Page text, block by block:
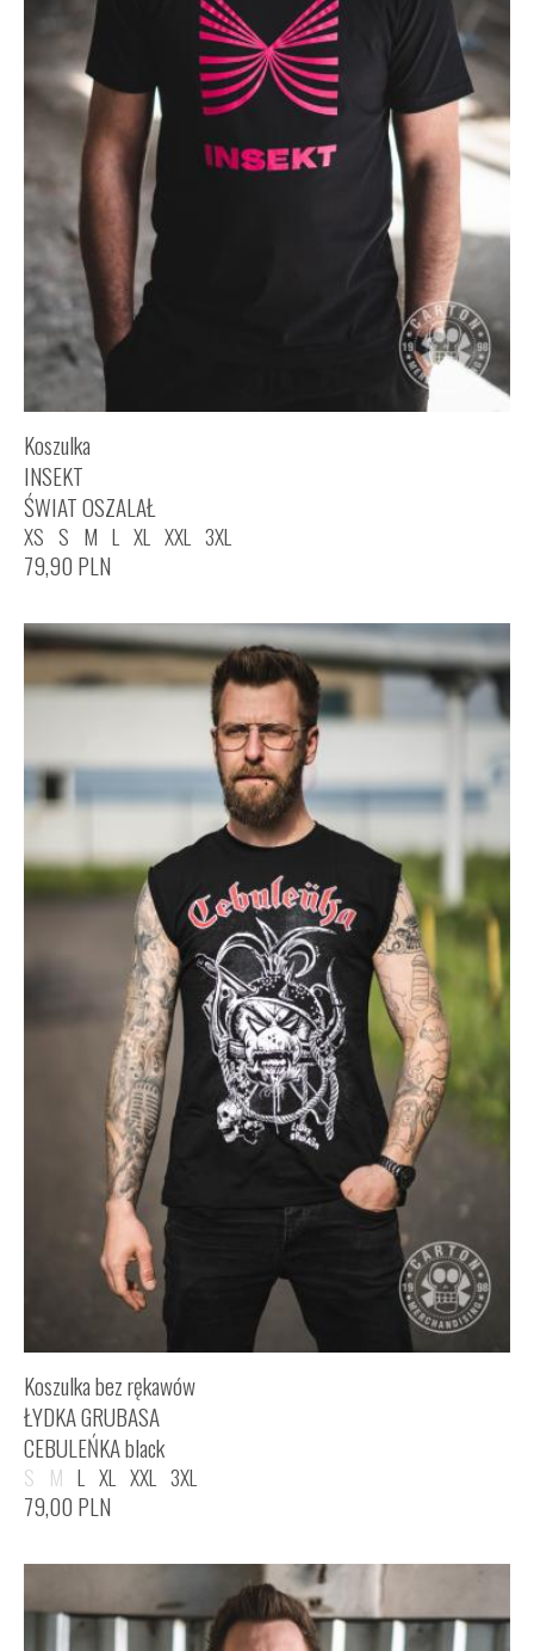
Koszulka
INSEKT
ŚWIAT OSZALAŁ
XS S M L XL XXL 3XL
79,90 PLN
Koszulka bez rękawów
ŁYDKA GRUBASA
CEBULEŃKA black
S M L XL XXL 3XL
79,00 PLN